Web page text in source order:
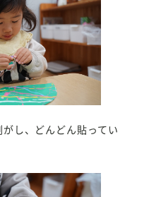
し、どんどん貼ってい